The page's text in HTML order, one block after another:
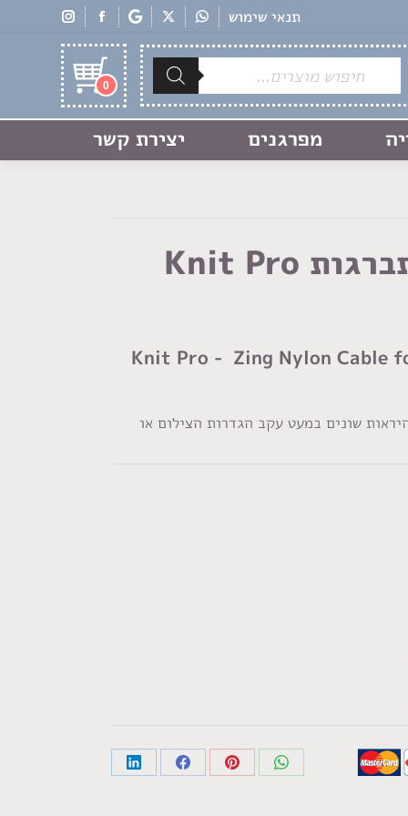
תנאי שימוש
Products
search
0
מפרגנים יצירת קשר
כבל למסרגות מתברגות Knit Pro
Knit Pro - Zing Nylon Cable
שונים במעט עקב הגדרות הצילום או
Share
Share
Share
Share